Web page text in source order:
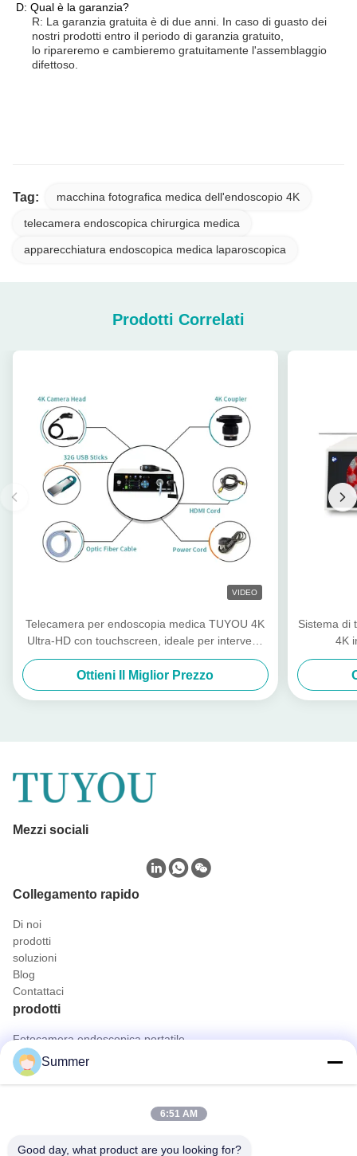
D: Qual è la garanzia?
R: La garanzia gratuita è di due anni. In caso di guasto dei
nostri prodotti entro il periodo di garanzia gratuito,
lo ripareremo e cambieremo gratuitamente l'assemblaggio
difettoso.
Tag: macchina fotografica medica dell'endoscopio 4K
telecamera endoscopica chirurgica medica
apparecchiatura endoscopica medica laparoscopica
Prodotti Correlati
VIDEO
Telecamera per endoscopia medica TUYOU 4K
Ultra-HD con touchscreen, ideale per interventi
chirurgici minimamente invasivi
Ottieni Il Miglior Prezzo
Sistema di
4K
Mezzi sociali
Collegamento rapido
Di noi
prodotti
soluzioni
Blog
Contattaci
prodotti
Fotocamera endoscopica portatile
Macchina fotografica medica dell'endoscopio
sistema della macchina fotografica dell'endoscopio 4K
Sistema completo della macchina fotografica dell'endoscopio di
Tutto in una telecamera di endoscopia medica
Summer
6:51 AM
Good day, what product are you looking for?